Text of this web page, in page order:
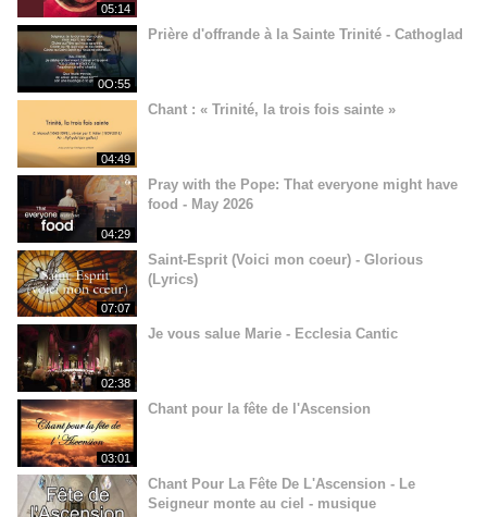
05:14
0O:55
Prière d'offrande à la Sainte Trinité - Cathoglad
04:49
Chant : « Trinité, la trois fois sainte »
04:29
Pray with the Pope: That everyone might have
food - May 2026
07:07
Saint-Esprit (Voici mon coeur) - Glorious
(Lyrics)
02:38
Je vous salue Marie - Ecclesia Cantic
03:01
Chant pour la fête de l'Ascension
Chant Pour La Fête De L'Ascension - Le
Seigneur monte au ciel - musique